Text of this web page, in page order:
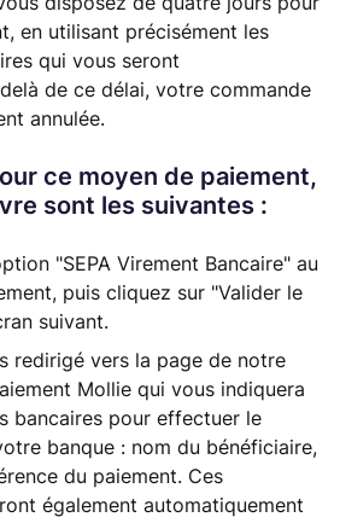
en utilisant précisément les
qui vous seront
de ce délai, votre commande
annulée.
ce moyen de paiement,
sont les suivantes :
"SEPA Virement Bancaire" au
puis cliquez sur "Valider le
suivant.
redirigé vers la page de notre
Mollie qui vous indiquera
bancaires pour effectuer le
banque : nom du bénéficiaire,
du paiement. Ces
également automatiquement